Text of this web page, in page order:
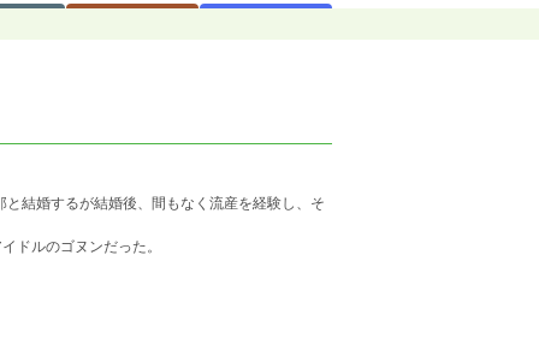
結婚するが結婚後、間もなく流産を経験し、そ
ドルのゴヌンだった。